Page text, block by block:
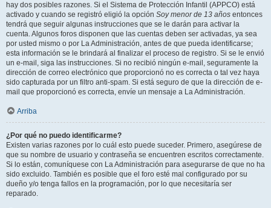
hay dos posibles razones. Si el Sistema de Protección Infantil (APPCO) está
activado y cuando se registró eligió la opción Soy menor de 13 años entonces
tendrá que seguir algunas instrucciones que se le darán para activar la
cuenta. Algunos foros disponen que las cuentas deben ser activadas, ya sea
por usted mismo o por La Administración, antes de que pueda identificarse;
esta información se le brindará al finalizar el proceso de registro. Si se le envió
un e-mail, siga las instrucciones. Si no recibió ningún e-mail, seguramente la
dirección de correo electrónico que proporcionó no es correcta o tal vez haya
sido capturada por un filtro anti-spam. Si está seguro de que la dirección de e-
mail que proporcionó es correcta, envíe un mensaje a La Administración.
Arriba
¿Por qué no puedo identificarme?
Existen varias razones por lo cuál esto puede suceder. Primero, asegúrese de
que su nombre de usuario y contraseña se encuentren escritos correctamente.
Si lo están, comuníquese con La Administración para asegurarse de que no ha
sido excluido. También es posible que el foro esté mal configurado por su
dueño y/o tenga fallos en la programación, por lo que necesitaría ser
reparado.